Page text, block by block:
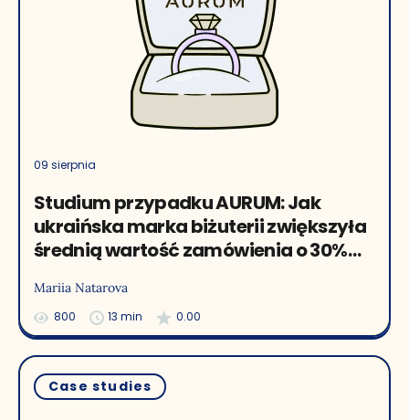
09 sierpnia
Studium przypadku AURUM: Jak
ukraińska marka biżuterii zwiększyła
średnią wartość zamówienia o 30%
Mariia Natarova
800 13 min 0.00
Case studies